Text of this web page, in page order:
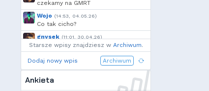
czekamy na GMRT
Wojo (14:53, 04.05.26)
Co tak cicho?
gnysek (11:01, 30.04.26)
Grill panie, grill.
Wojo
(14:18, 29.04.26)
Jak planujecie spędzić najbliższą
Starsze wpisy znajdziesz w Archiwum.
Dodaj nowy wpis Archiwum
Ankieta